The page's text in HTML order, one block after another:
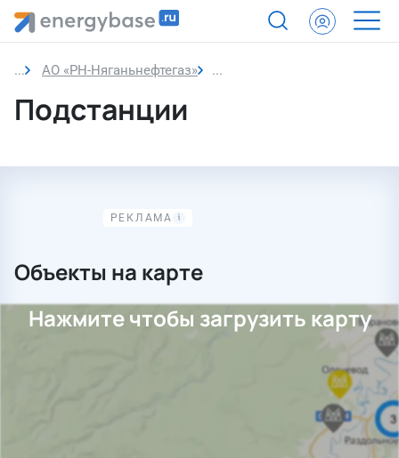
АО «РН-Няганьнефтегаз» Подстанции
Подстанции
Объекты на карте
Нажмите чтобы загрузить карту